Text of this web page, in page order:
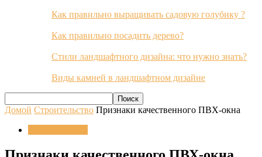
Как правильно выращивать садовую голубику ?
Как правильно посадить дерево?
Стили ландшафтного дизайна: что нужно знать?
Виды камней в ландшафтном дизайне
Домой Строительство Признаки качественного ПВХ-окна